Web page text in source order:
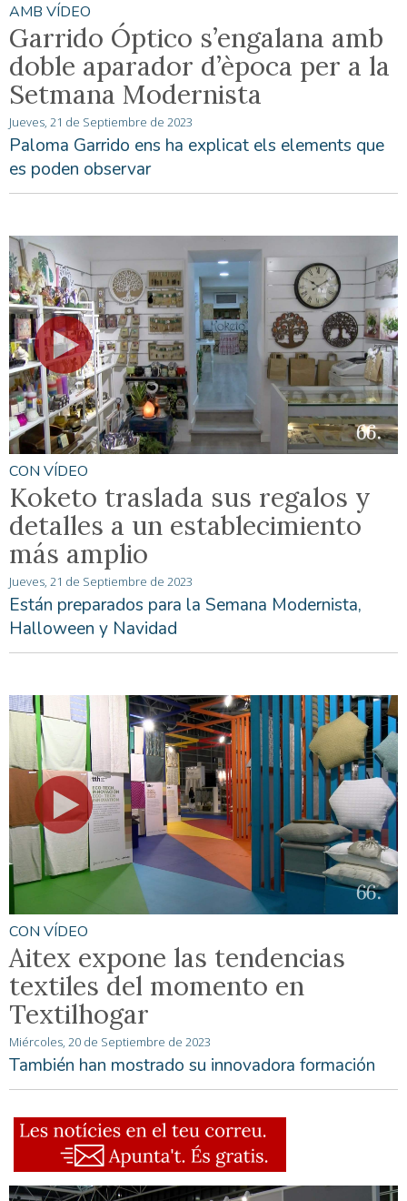
AMB VÍDEO
Garrido Óptico s’engalana amb
doble aparador d’època per a la
Setmana Modernista
Jueves, 21 de Septiembre de 2023
Paloma Garrido ens ha explicat els elements que
es poden observar
CON VÍDEO
Koketo traslada sus regalos y
detalles a un establecimiento
más amplio
Jueves, 21 de Septiembre de 2023
Están preparados para la Semana Modernista,
Halloween y Navidad
CON VÍDEO
Aitex expone las tendencias
textiles del momento en
Textilhogar
Miércoles, 20 de Septiembre de 2023
También han mostrado su innovadora formación